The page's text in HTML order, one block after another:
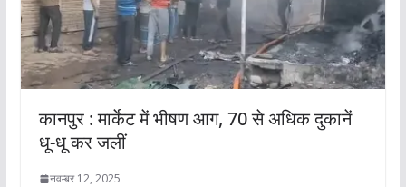
कानपुर : मार्केट में भीषण आग, 70 से अधिक दुकानें
धू-धू कर जलीं
नवम्बर 12, 2025